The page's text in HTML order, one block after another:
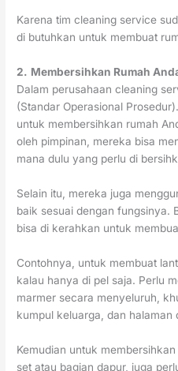
Karena tim cleaning service
di butuhkan untuk membuat
2. Membersihkan Rumah
Dalam perusahaan cleaning
(Standar Operasional
untuk membersihkan rumah
oleh pimpinan, mereka bisa
mana dulu yang perlu di
Selain itu, mereka juga
baik sesuai dengan fungsinya.
bisa di kerahkan untuk
Contohnya, untuk membuat
kalau hanya di pel saja. Perlu
marmer secara menyeluruh,
kumpul keluarga, dan halaman
Kemudian untuk
set atau bagian dapur, juga